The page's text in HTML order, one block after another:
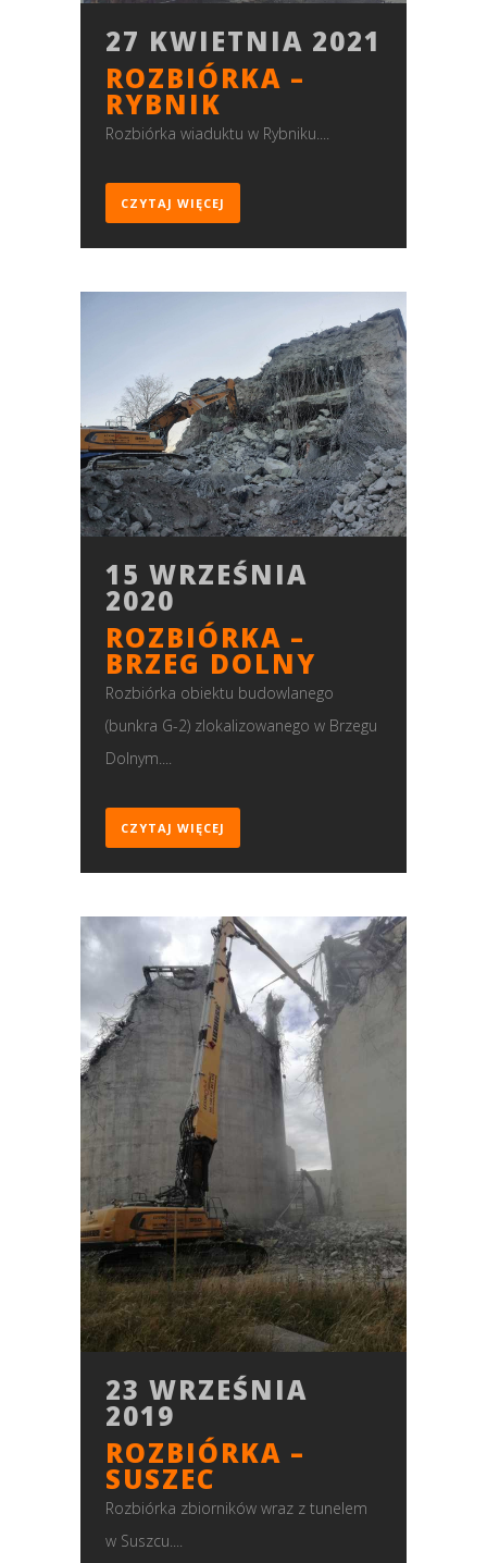
27 KWIETNIA 2021
ROZBIÓRKA –
RYBNIK
Rozbiórka wiaduktu w Rybniku....
CZYTAJ WIĘCEJ
15 WRZEŚNIA
2020
ROZBIÓRKA –
BRZEG DOLNY
Rozbiórka obiektu budowlanego
(bunkra G-2) zlokalizowanego w Brzegu
Dolnym....
CZYTAJ WIĘCEJ
23 WRZEŚNIA
2019
ROZBIÓRKA –
SUSZEC
Rozbiórka zbiorników wraz z tunelem
w Suszcu....